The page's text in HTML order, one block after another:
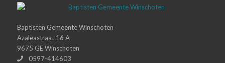
Baptisten Gemeente Winschoten
Azaleastraat 16 A
9675 GE Winschoten
0597-414603